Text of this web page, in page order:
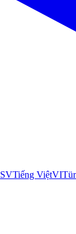
SVTiếng ViệtVI